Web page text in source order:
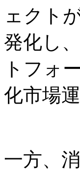
ェクト
発化し
トフォ
化市場
一方、